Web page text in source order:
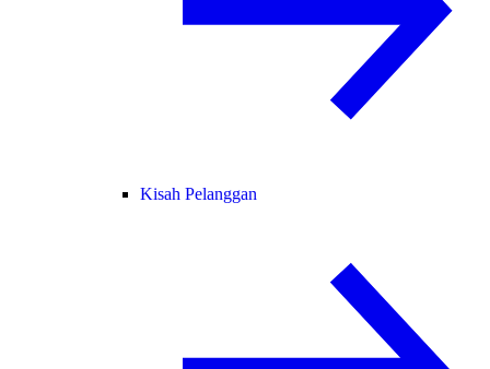
Kisah Pelanggan